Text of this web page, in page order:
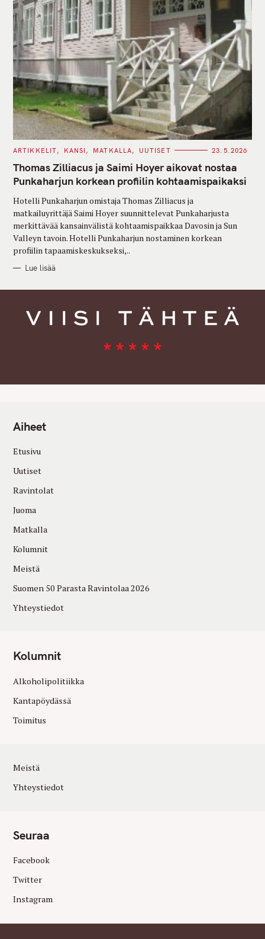
C
T
E
G
O
I
E
S
ARTIKKELIT KANSI MATKALLA UUTISET 23.5.2026
Thomas Zilliacus ja Saimi Hoyer aikovat nostaa
Punkaharjun korkean profiilin kohtaamispaikaksi
Hotelli Punkaharjun omistaja Thomas Zilliacus ja
matkailuyrittäjä Saimi Hoyer suunnittelevat Punkaharjusta
merkittävää kansainvälistä kohtaamispaikkaa Davosin ja Sun
Valleyn tavoin. Hotelli Punkaharjun nostaminen korkean
profiilin tapaamiskeskukseksi,..
Lue lisää
Aiheet
Etusivu
Uutiset
Ravintolat
Juoma
Matkalla
Kolumnit
Meistä
Suomen 50 Parasta Ravintolaa 2026
Yhteystiedot
Kolumnit
Alkoholipolitiikka
Kantapöydässä
Toimitus
Meistä
Yhteystiedot
Seuraa
Facebook
Twitter
Instagram